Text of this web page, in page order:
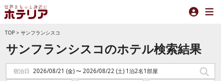
TOP > サンフランシスコ
サンフランシスコのホテル検索結果
宿泊日 2026/08/21 (金) 〜 2026/08/22 (土) 1泊2名1部屋